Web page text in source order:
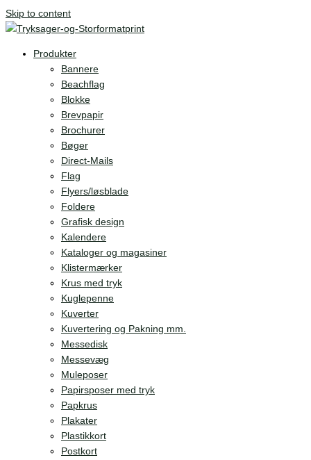
Skip to content
Produkter
Bannere
Beachflag
Blokke
Brevpapir
Brochurer
Bøger
Direct-Mails
Flag
Flyers/løsblade
Foldere
Grafisk design
Kalendere
Kataloger og magasiner
Klistermærker
Krus med tryk
Kuglepenne
Kuverter
Kuvertering og Pakning mm.
Messedisk
Messevæg
Muleposer
Papirsposer med tryk
Papkrus
Plakater
Plastikkort
Postkort